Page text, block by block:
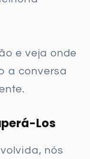
e veja onde
a conversa
Los
nós